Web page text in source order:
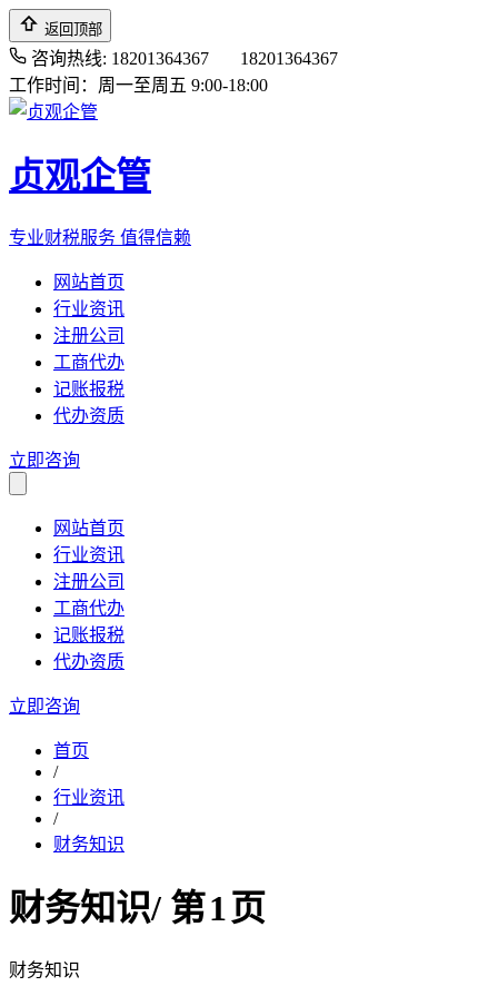
返回顶部
咨询热线: 18201364367
18201364367
工作时间：周一至周五 9:00-18:00
贞观企管
专业财税服务 值得信赖
网站首页
行业资讯
注册公司
工商代办
记账报税
代办资质
立即咨询
网站首页
行业资讯
注册公司
工商代办
记账报税
代办资质
立即咨询
首页
/
行业资讯
/
财务知识
财务知识/ 第1页
财务知识